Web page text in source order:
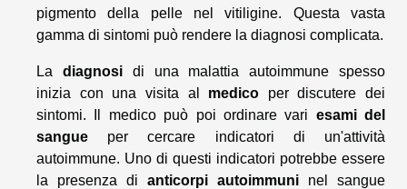
pigmento della pelle nel vitiligine. Questa vasta
gamma di sintomi può rendere la diagnosi complicata.
La diagnosidi una malattia autoimmune spesso
inizia con una visita al medico per discutere dei
sintomi. Il medico può poi ordinare vari esami del
sangue per cercare indicatori di un'attività
autoimmune. Uno di questi indicatori potrebbe essere
la presenza di anticorpi autoimmuni nel sangue